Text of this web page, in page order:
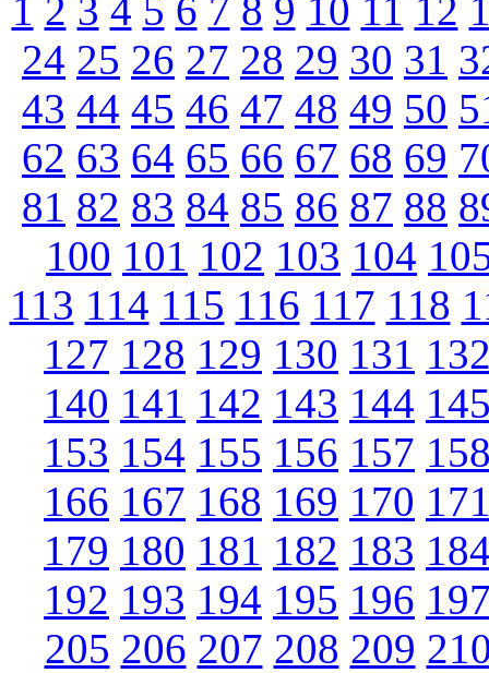
1 2 3 4 5 6 7 8 9 10 11 12
24 25 26 27 28 29 30 31
43 44 45 46 47 48 49 50
62 63 64 65 66 67 68 69
81 82 83 84 85 86 87 88
100 101 102 103 104
113 114 115 116 117 118
127 128 129 130 131
140 141 142 143 144
153 154 155 156 157
166 167 168 169 170
179 180 181 182 183
192 193 194 195 196
205 206 207 208 209